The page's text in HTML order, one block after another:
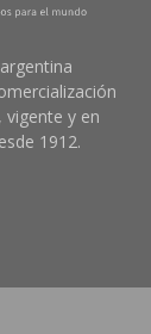
vigente y en
1912.